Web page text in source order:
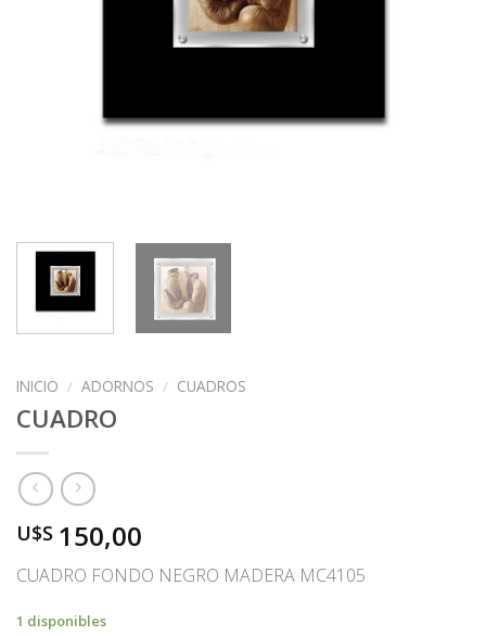
INICIO / ADORNOS / CUADROS
CUADRO
U$S 150,00
CUADRO FONDO NEGRO MADERA MC4105
1 disponibles